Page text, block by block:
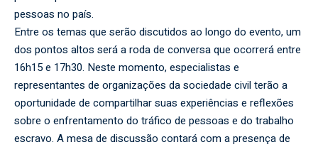
pessoas no país.
Entre os temas que serão discutidos ao longo do evento, um
dos pontos altos será a roda de conversa que ocorrerá entre
16h15 e 17h30. Neste momento, especialistas e
representantes de organizações da sociedade civil terão a
oportunidade de compartilhar suas experiências e reflexões
sobre o enfrentamento do tráfico de pessoas e do trabalho
escravo. A mesa de discussão contará com a presença de